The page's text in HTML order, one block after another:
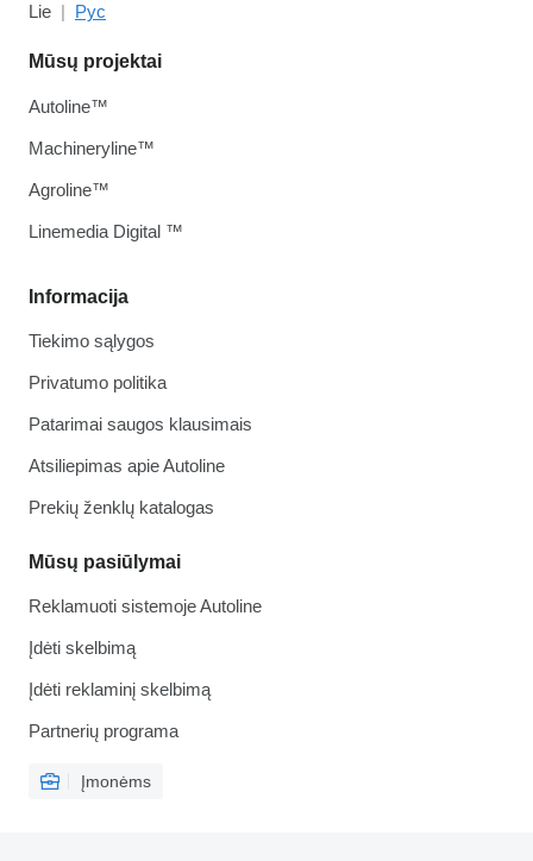
Lie Рус
Informacija
Tiekimo sąlygos
Privatumo politika
Patarimai saugos klausimais
Atsiliepimas apie Autoline
Prekių ženklų katalogas
Mūsų pasiūlymai
Reklamuoti sistemoje Autoline
Įdėti skelbimą
Įdėti reklaminį skelbimą
Partnerių programa
Įmonėms
Mūsų projektai
Autoline™
Machineryline™
Agroline™
Linemedia Digital ™